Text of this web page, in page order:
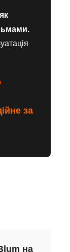
за
на